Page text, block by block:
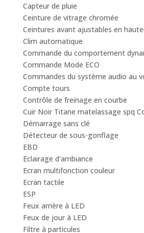
Capteur de pluie
Ceinture de vitrage chromée
Ceintures avant ajustables en
Clim automatique
Commande du comportement
Commande Mode ECO
Commandes du système audio au
Compte tours
Contrôle de freinage en courbe
Cuir Noir Titane matelassage spq
Démarrage sans clé
Détecteur de sous-gonflage
EBD
Eclairage d'ambiance
Ecran multifonction couleur
Ecran tactile
ESP
Feux arrière à LED
Feux de jour à LED
Filtre à particules